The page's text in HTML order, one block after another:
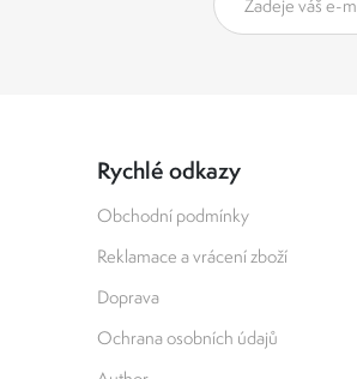
Rychlé odkazy
Obchodní podmínky
Reklamace a vrácení zboží
Doprava
Ochrana osobních údajů